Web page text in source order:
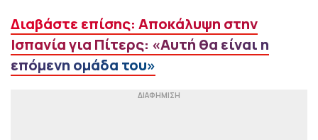
Διαβάστε επίσης: Αποκάλυψη στην
Ισπανία για Πίτερς: «Αυτή θα είναι η
επόμενη ομάδα του»